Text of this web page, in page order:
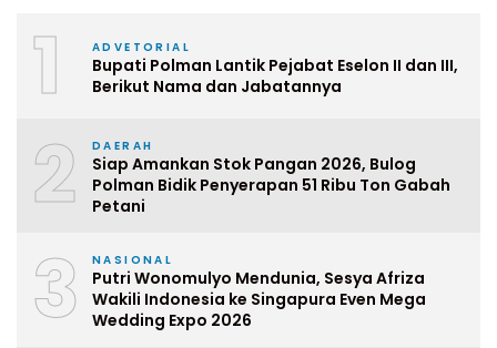
1 ADVETORIAL
Bupati Polman Lantik Pejabat Eselon II dan III,
Berikut Nama dan Jabatannya
2 DAERAH
Siap Amankan Stok Pangan 2026, Bulog
Polman Bidik Penyerapan 51 Ribu Ton Gabah
Petani
3 NASIONAL
Putri Wonomulyo Mendunia, Sesya Afriza
Wakili Indonesia ke Singapura Even Mega
Wedding Expo 2026